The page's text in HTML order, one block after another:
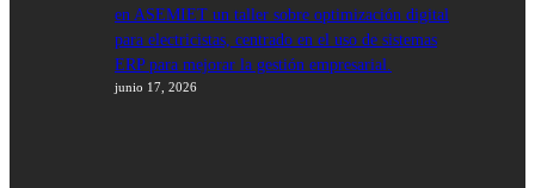
en ASEMIET un taller sobre optimización digital
para electricistas, centrado en el uso de sistemas
ERP para mejorar la gestión empresarial.
junio 17, 2026